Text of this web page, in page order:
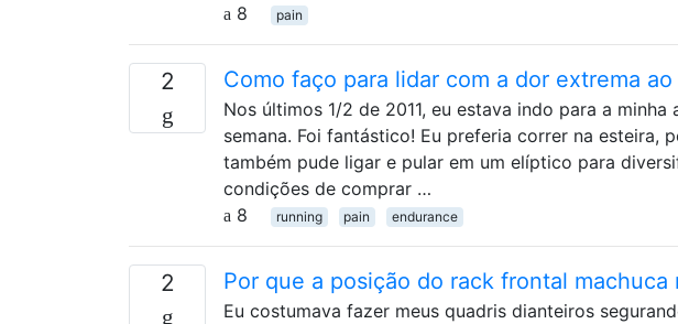
8
pain
2 Como faço para lidar com a dor extrema
Nos últimos 1/2 de 2011, eu estava indo para a
semana. Foi fantástico! Eu preferia correr na esteira,
também pude ligar e pular em um elíptico para
condições de comprar …
8
running pain endurance
2 Por que a posição do rack frontal
Eu costumava fazer meus quadris dianteiros